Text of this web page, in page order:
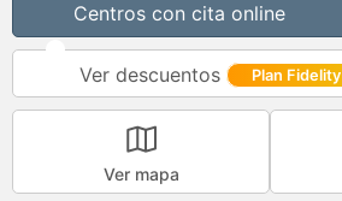
Centros con cita online
Ver descuentos Plan Fidelity
Ver mapa